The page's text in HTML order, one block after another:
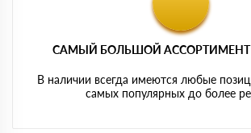
САМЫЙ БОЛЬШОЙ
В наличии всегда имеются любые
самых популярных до более